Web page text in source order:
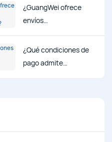
¿GuangWei ofrece
envíos
internacionales?
¿Qué condiciones de
pago admite